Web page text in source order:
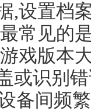
,设置档
常见的
戏版本
或识别
备间频